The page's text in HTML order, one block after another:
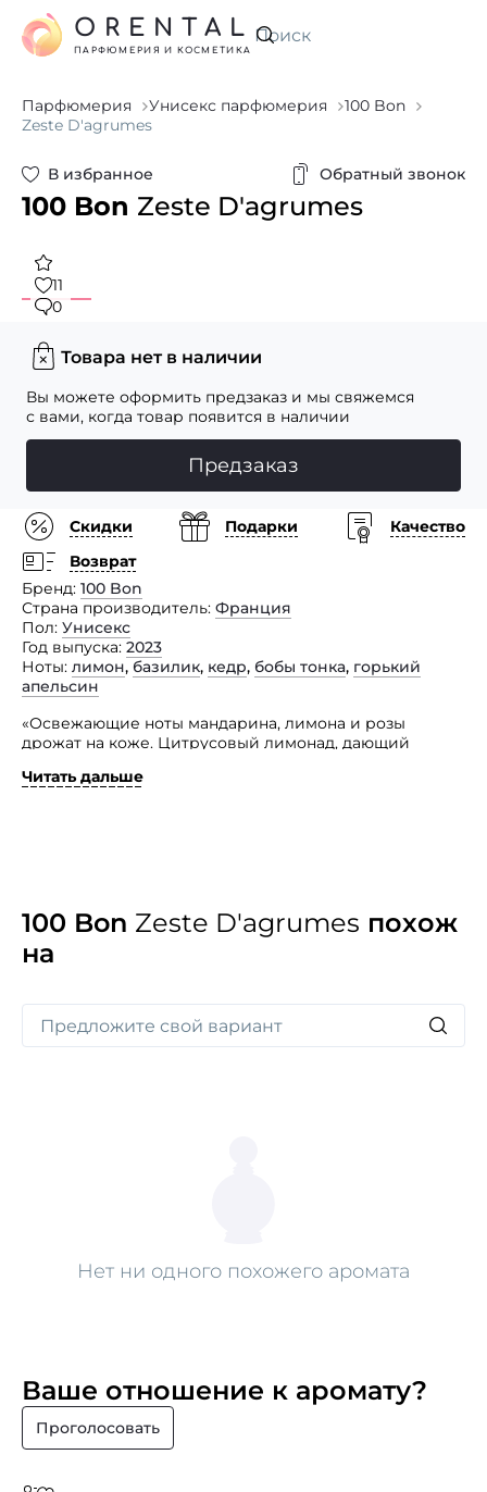
Искать
ORENTAL
ПАРФЮМЕРИЯ И КОСМЕТИКА
Парфюмерия Унисекс парфюмерия
100 Bon
Zeste D'agrumes
В избранное Обратный звонок
100 Bon Zeste D'agrumes
11
0
Товара нет в наличии
Вы можете оформить предзаказ и мы свяжемся
с вами, когда товар появится в наличии
Предзаказ
Скидки Подарки
Качество
Возврат
Бренд 100 Bon
Страна производитель Франция
Пол Унисекс
Год выпуска 2023
Ноты лимон, базилик, кедр, бобы тонка, горький
апельсин
«Освежающие ноты мандарина, лимона и розы
дрожат на коже. Цитрусовый лимонад, дающий
фужерной композиции 100 Bon Zeste D'agrumes.
горьковатый, цитрусовый лимонад, освежающий
и восстанавливающий энергию, принося радость
и хорошее настроение. Как вдохновляющая мелодия,
Читать дальше
100 Bon Zeste D'agrumes похож
на
Нет ни одного похожего аромата
Ваше отношение к аромату?
Проголосовать